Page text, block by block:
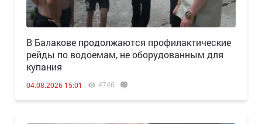
В Балакове продолжаются профилактические
рейды по водоемам, не оборудованным для
купания
04.08.2026 15:01 4746